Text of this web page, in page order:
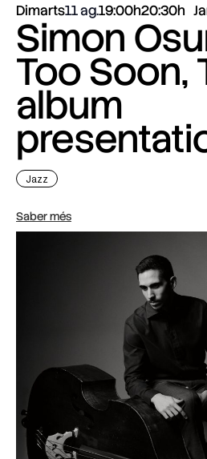
Dimarts11 ag.19:00h20:30h
Simon
Too Soon,
album
Jazz
Saber més